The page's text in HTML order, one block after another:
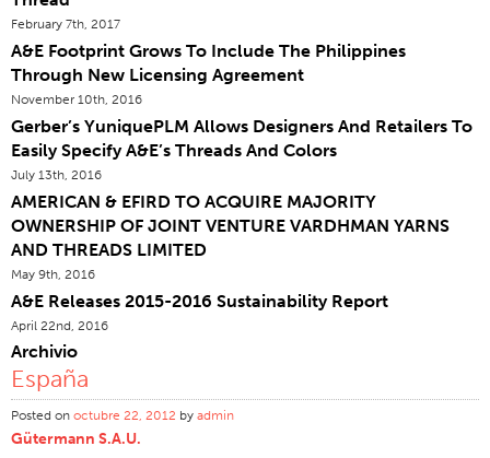
Certificaciones
Sucursales En El Mundo
Products Y Marcas
Descripción General
Hilo De Coser Industrial
Marca
Construcción Del Hilo
Aplicación
Hilo De Bordar
Marca
Tipo De Fibra
Distribuidor
February 7th, 2017
A&E Footprint Grows To Include The Philippines
Through New Licensing Agreement
November 10th, 2016
Gerber’s YuniquePLM Allows Designers And Retailers To
Easily Specify A&E’s Threads And Colors
July 13th, 2016
AMERICAN & EFIRD TO ACQUIRE MAJORITY
OWNERSHIP OF JOINT VENTURE VARDHMAN YARNS
AND THREADS LIMITED
May 9th, 2016
A&E Releases 2015-2016 Sustainability Report
April 22nd, 2016
Archivio
España
Posted on octubre 22, 2012 by admin
Gütermann S.A.U.